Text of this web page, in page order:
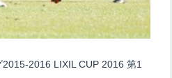
2016 LIXIL CUP 2016 第1